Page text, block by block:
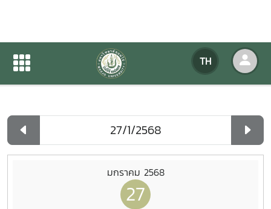
TH
ปฏิทินกิจกรรมของหน่วยงาน
ปฏิทินกิจกรรมของหน่วยงาน
มกราคม 2568
27